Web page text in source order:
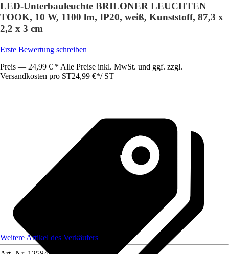
LED-Unterbauleuchte BRILONER LEUCHTEN
TOOK, 10 W, 1100 lm, IP20, weiß, Kunststoff, 87,3 x
2,2 x 3 cm
Erste Bewertung schreiben
Preis — 24,99 € * Alle Preise inkl. MwSt. und ggf. zzgl.
Versandkosten pro ST24,99 €*/ ST
Weitere Artikel des Verkäufers